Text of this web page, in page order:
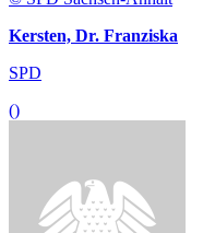
Kersten, Dr. Franziska
SPD
()